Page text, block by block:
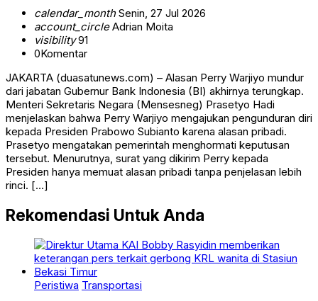
calendar_monthSenin, 27 Jul 2026
account_circleAdrian Moita
visibility91
0Komentar
JAKARTA (duasatunews.com) – Alasan Perry Warjiyo mundur
dari jabatan Gubernur Bank Indonesia (BI) akhirnya terungkap.
Menteri Sekretaris Negara (Mensesneg) Prasetyo Hadi
menjelaskan bahwa Perry Warjiyo mengajukan pengunduran diri
kepada Presiden Prabowo Subianto karena alasan pribadi.
Prasetyo mengatakan pemerintah menghormati keputusan
tersebut. Menurutnya, surat yang dikirim Perry kepada
Presiden hanya memuat alasan pribadi tanpa penjelasan lebih
rinci. […]
Rekomendasi Untuk Anda
Peristiwa Transportasi